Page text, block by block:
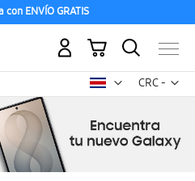
ENVÍO GRATIS
CRC -
colón
Mi carrito